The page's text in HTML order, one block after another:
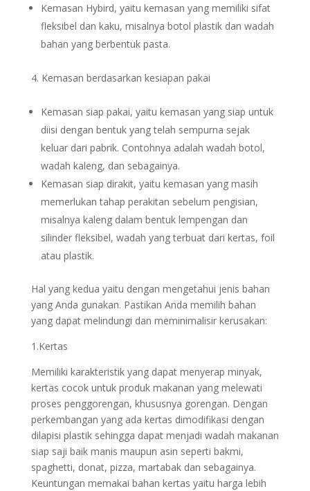
Kemasan Hybird, yaitu kemasan yang memiliki sifat
fleksibel dan kaku, misalnya botol plastik dan wadah
bahan yang berbentuk pasta.
Kemasan berdasarkan kesiapan pakai
Kemasan siap pakai, yaitu kemasan yang siap untuk
diisi dengan bentuk yang telah sempurna sejak
keluar dari pabrik. Contohnya adalah wadah botol,
wadah kaleng, dan sebagainya.
Kemasan siap dirakit, yaitu kemasan yang masih
memerlukan tahap perakitan sebelum pengisian,
misalnya kaleng dalam bentuk lempengan dan
silinder fleksibel, wadah yang terbuat dari kertas, foil
atau plastik.
Hal yang kedua yaitu dengan mengetahui jenis bahan
yang Anda gunakan. Pastikan Anda memilih bahan
yang dapat melindungi dan meminimalisir kerusakan:
1.Kertas
Memiliki karakteristik yang dapat menyerap minyak,
kertas cocok untuk produk makanan yang melewati
proses penggorengan, khususnya gorengan. Dengan
perkembangan yang ada kertas dimodifikasi dengan
dilapisi plastik sehingga dapat menjadi wadah makanan
siap saji baik manis maupun asin seperti bakmi,
spaghetti, donat, pizza, martabak dan sebagainya.
Keuntungan memakai bahan kertas yaitu harga lebih